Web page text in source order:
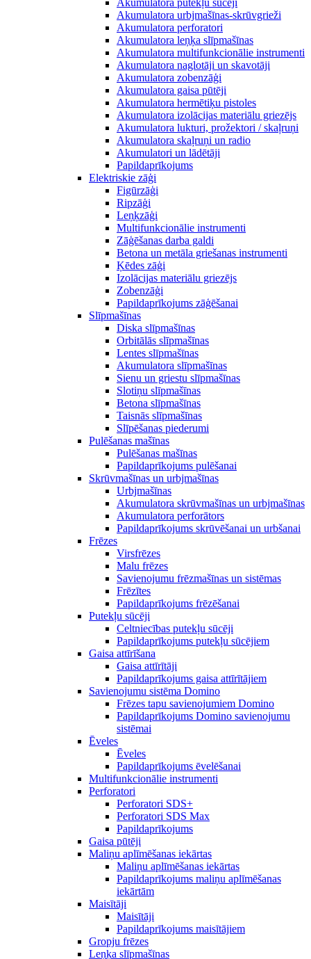
Akumulatora putekļu sūcēji
Akumulatora urbjmašīnas-skrūvgrieži
Akumulatora perforatori
Akumulatora leņķa slīpmašīnas
Akumulatora multifunkcionālie instrumenti
Akumulatora naglotāji un skavotāji
Akumulatora zobenzāģi
Akumulatora gaisa pūtēji
Akumulatora hermētiķu pistoles
Akumulatora izolācijas materiālu griezējs
Akumulatora lukturi, prožektori / skaļruņi
Akumulatora skaļruņi un radio
Akumulatori un lādētāji
Papildaprīkojums
Elektriskie zāģi
Figūrzāģi
Ripzāģi
Leņķzāģi
Multifunkcionālie instrumenti
Zāģēšanas darba galdi
Betona un metāla griešanas instrumenti
Ķēdes zāģi
Izolācijas materiālu griezējs
Zobenzāģi
Papildaprīkojums zāģēšanai
Slīpmašīnas
Diska slīpmašīnas
Orbitālās slīpmašīnas
Lentes slīpmašīnas
Akumulatora slīpmašīnas
Sienu un griestu slīpmašīnas
Slotiņu slīpmašīnas
Betona slīpmašīnas
Taisnās slīpmašīnas
Slīpēšanas piederumi
Pulēšanas mašīnas
Pulēšanas mašīnas
Papildaprīkojums pulēšanai
Skrūvmašīnas un urbjmašīnas
Urbjmašīnas
Akumulatora skrūvmašīnas un urbjmašīnas
Akumulatora perforātors
Papildaprīkojums skrūvēšanai un urbšanai
Frēzes
Virsfrēzes
Malu frēzes
Savienojumu frēzmašīnas un sistēmas
Frēzītes
Papildaprīkojums frēzēšanai
Putekļu sūcēji
Celtniecības putekļu sūcēji
Papildaprīkojums putekļu sūcējiem
Gaisa attīrīšana
Gaisa attīrītāji
Papildaprīkojums gaisa attīrītājiem
Savienojumu sistēma Domino
Frēzes tapu savienojumiem Domino
Papildaprīkojums Domino savienojumu
sistēmai
Ēveles
Ēveles
Papildaprīkojums ēvelēšanai
Multifunkcionālie instrumenti
Perforatori
Perforatori SDS+
Perforatori SDS Max
Papildaprīkojums
Gaisa pūtēji
Maliņu aplīmēšanas iekārtas
Maliņu aplīmēšanas iekārtas
Papildaprīkojums maliņu aplīmēšanas
iekārtām
Maisītāji
Maisītāji
Papildaprīkojums maisītājiem
Gropju frēzes
Leņķa slīpmašīnas